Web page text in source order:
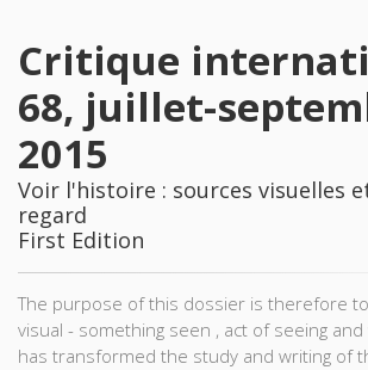
Critique
68, juillet-
2015
Voir l'histoire : sources visuelles
regard
First Edition
The purpose of this dossier is therefore
visual - something seen , act of seeing and
has transformed the study and writing of